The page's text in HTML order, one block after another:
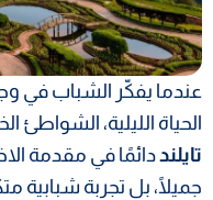
عندما يفكّر الشباب في
الحياة الليلية، الشواطئ
تايلنددائمًا في مقدمة
جميلًا، بل تجربة شبابية